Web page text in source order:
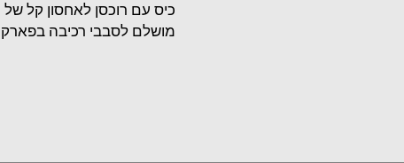
כיס עם רוכסן לאחסון קל
מושלם לסבבי רכיבה בפארק